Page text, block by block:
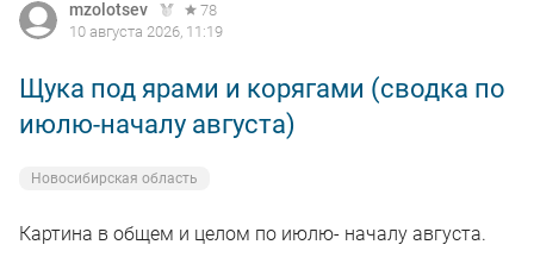
mzolotsev
78
10 августа 2026, 11:19
Щука под ярами и корягами (сводка по
июлю-началу августа)
Новосибирская область
Картина в общем и целом по июлю- началу августа.